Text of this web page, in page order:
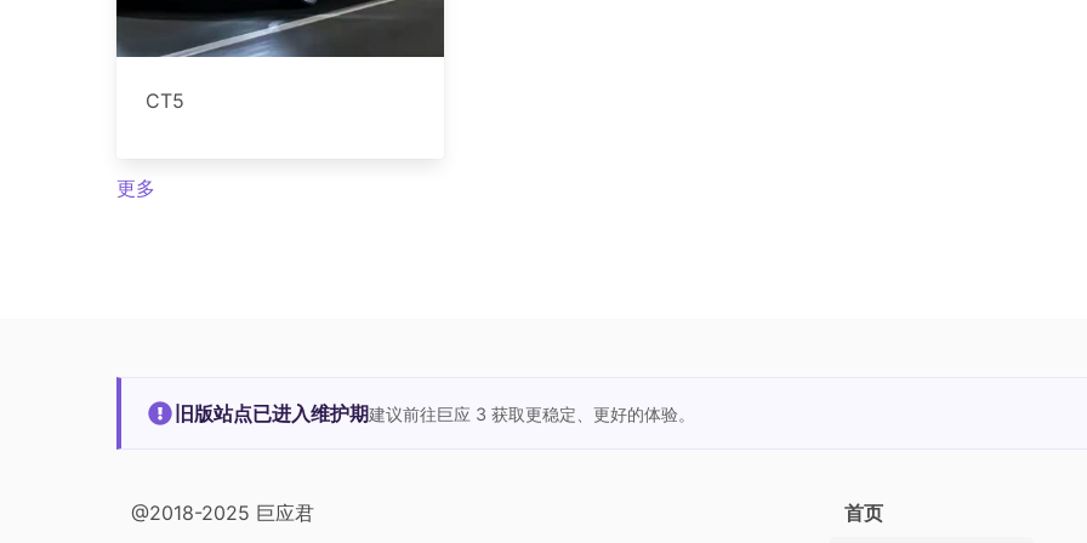
CT5
更多
旧版站点已进入维护期建议前往巨应 3 获取更稳定、更好的体验。
@2018-2025 巨应君 首页